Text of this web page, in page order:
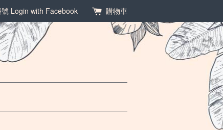
Login with Facebook 購物車